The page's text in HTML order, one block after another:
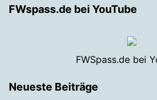
FWspass.de bei YouTube
FWSpass.de bei
Neueste Beiträge